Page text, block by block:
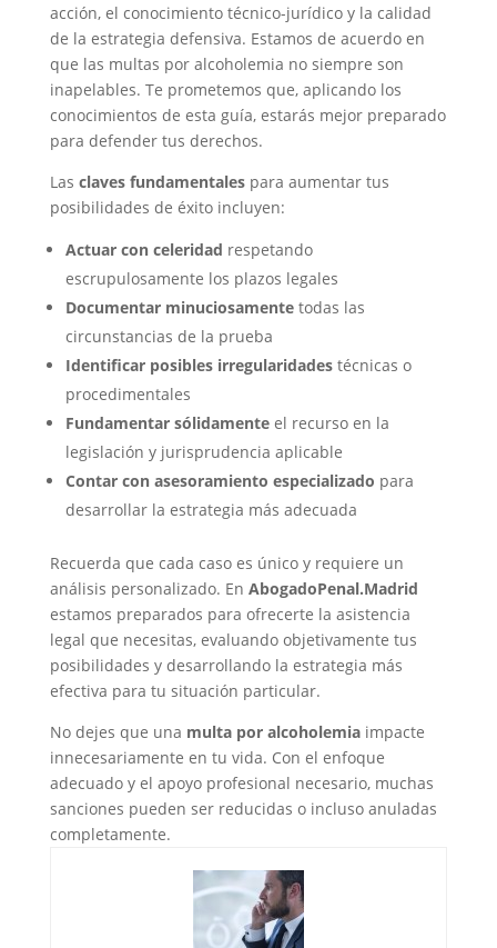
acción, el conocimiento técnico-jurídico y la calidad
de la estrategia defensiva. Estamos de acuerdo en
que las multas por alcoholemia no siempre son
inapelables. Te prometemos que, aplicando los
conocimientos de esta guía, estarás mejor preparado
para defender tus derechos.
Las claves fundamentalespara aumentar tus
posibilidades de éxito incluyen:
Actuar con celeridad respetando
escrupulosamente los plazos legales
Documentar minuciosamentetodas las
circunstancias de la prueba
Identificar posibles irregularidadestécnicas o
procedimentales
Fundamentar sólidamenteel recurso en la
legislación y jurisprudencia aplicable
Contar con asesoramiento especializado para
desarrollar la estrategia más adecuada
Recuerda que cada caso es único y requiere un
análisis personalizado. En AbogadoPenal.Madrid
estamos preparados para ofrecerte la asistencia
legal que necesitas, evaluando objetivamente tus
posibilidades y desarrollando la estrategia más
efectiva para tu situación particular.
No dejes que una multa por alcoholemiaimpacte
innecesariamente en tu vida. Con el enfoque
adecuado y el apoyo profesional necesario, muchas
sanciones pueden ser reducidas o incluso anuladas
completamente.